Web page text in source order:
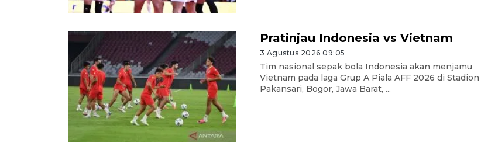
Pratinjau Indonesia vs Vietnam
3 Agustus 2026 09:05
Tim nasional sepak bola Indonesia akan menjamu
Vietnam pada laga Grup A Piala AFF 2026 di Stadion
Pakansari, Bogor, Jawa Barat, ...